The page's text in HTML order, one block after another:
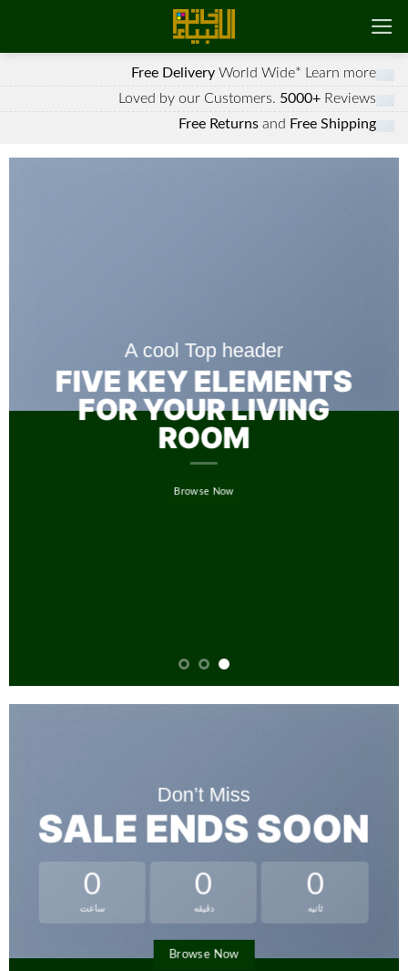
Free Delivery World Wide*
Learn more
Loved by our Customers. 5000+ Reviews
Free Returns and Free Shipping
A cool Top header
FIVE KEY ELEMENTS
FOR YOUR LIVING
ROOM
Browse Now
Don’t Miss
SALE ENDS SOON
0
ساعت
0
دقیقه
0
ثانیه
Browse Now